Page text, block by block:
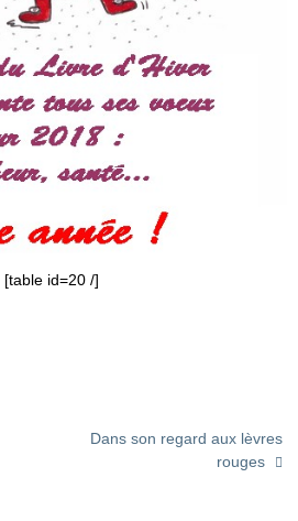
[table id=20 /]
Dans son regard aux lèvres
rouges